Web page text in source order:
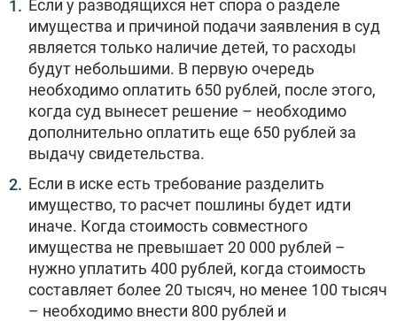
Если у разводящихся нет спора о разделе
имущества и причиной подачи заявления в суд
является только наличие детей, то расходы
будут небольшими. В первую очередь
необходимо оплатить 650 рублей, после этого,
когда суд вынесет решение – необходимо
дополнительно оплатить еще 650 рублей за
выдачу свидетельства.
Если в иске есть требование разделить
имущество, то расчет пошлины будет идти
иначе. Когда стоимость совместного
имущества не превышает 20 000 рублей –
нужно уплатить 400 рублей, когда стоимость
составляет более 20 тысяч, но менее 100 тысяч
– необходимо внести 800 рублей и